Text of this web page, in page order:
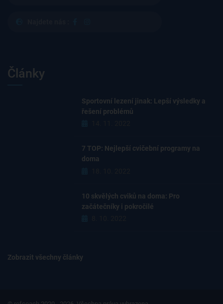
Články
Sportovní lezení jinak: Lepší výsledky a
řešení problémů
7 TOP: Nejlepší cvičební programy na
doma
10 skvělých cviků na doma: Pro
začátečníky i pokročilé
Zobrazit všechny články